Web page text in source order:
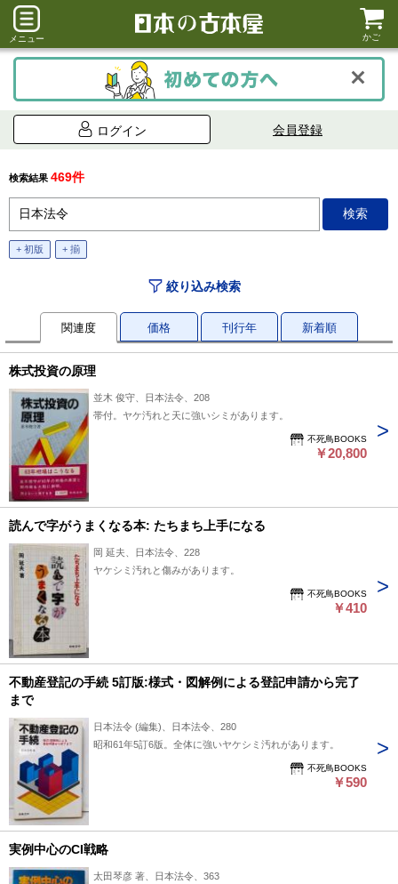
メニュー かご
ログイン 会員登録
検索結果 469件
+ 初版 + 揃
絞り込み検索
関連度 価格 刊行年 新着順
株式投資の原理
並木 俊守、日本法令、208
帯付。ヤケ汚れと天に強いシミがあります。
不死鳥BOOKS
￥20,800
読んで字がうまくなる本: たちまち上手になる
岡 延夫、日本法令、228
ヤケシミ汚れと傷みがあります。
不死鳥BOOKS
￥410
不動産登記の手続 5訂版:様式・図解例による登記申請から完了
まで
日本法令 (編集)、日本法令、280
昭和61年5訂6版。全体に強いヤケシミ汚れがあります。
不死鳥BOOKS
￥590
実例中心のCI戦略
太田琴彦 著、日本法令、363